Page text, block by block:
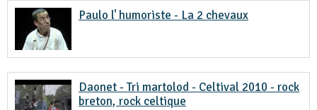
Paulo l' humoriste - La 2 chevaux
Daonet - Tri martolod - Celtival 2010 - rock
breton, rock celtique